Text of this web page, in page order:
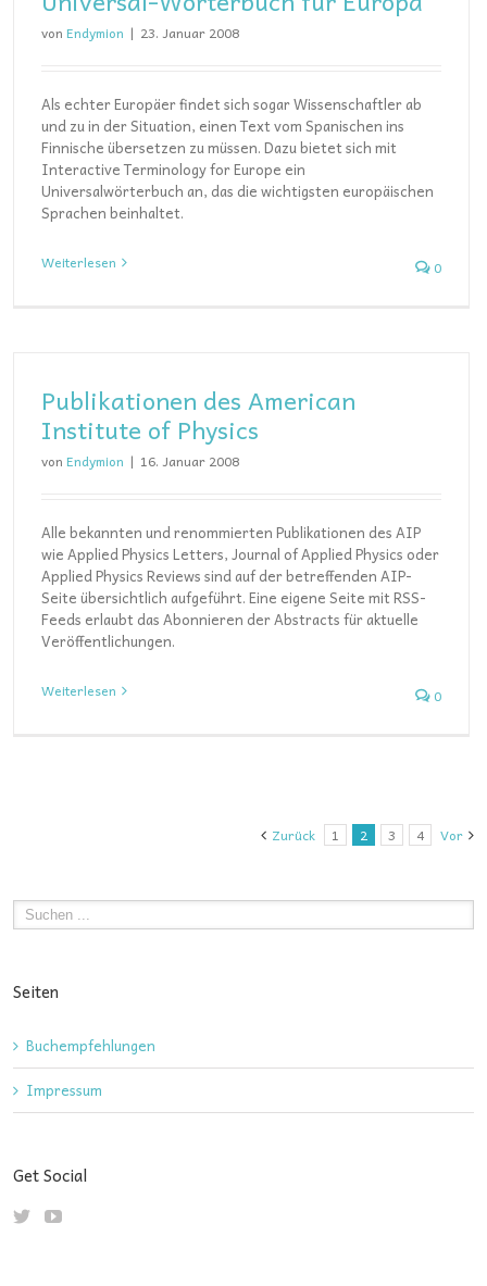
von Endymion | 23. Januar 2008
Als echter Europäer findet sich sogar Wissenschaftler ab
und zu in der Situation, einen Text vom Spanischen ins
Finnische übersetzen zu müssen. Dazu bietet sich mit
Interactive Terminology for Europe ein
Universalwörterbuch an, das die wichtigsten europäischen
Sprachen beinhaltet.
Weiterlesen 0
Publikationen des American
Institute of Physics
von Endymion | 16. Januar 2008
Alle bekannten und renommierten Publikationen des AIP
wie Applied Physics Letters, Journal of Applied Physics oder
Applied Physics Reviews sind auf der betreffenden AIP-
Seite übersichtlich aufgeführt. Eine eigene Seite mit RSS-
Feeds erlaubt das Abonnieren der Abstracts für aktuelle
Veröffentlichungen.
Weiterlesen 0
Zurück 1 2 3 4 Vor
Seiten
Buchempfehlungen
Impressum
Get Social